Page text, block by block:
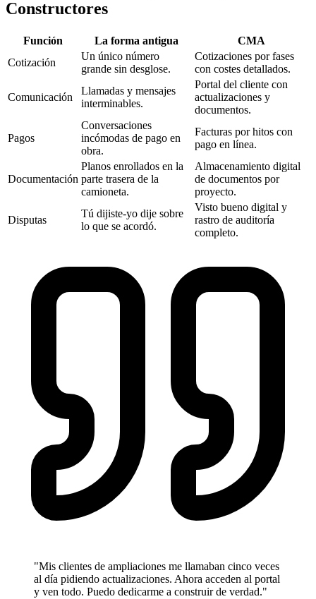
Constructores
Función La forma antigua
CMA‎
Cotización
Un único número
grande sin desglose.
Cotizaciones por fases
con costes detallados.
Comunicación
Llamadas y mensajes
interminables.
Portal del cliente con
actualizaciones y
documentos.
Pagos
Conversaciones
incómodas de pago en
obra.
Facturas por hitos con
pago en línea.
Documentación
Planos enrollados en la
parte trasera de la
camioneta.
Almacenamiento digital
de documentos por
proyecto.
Disputas
Tú dijiste-yo dije sobre
lo que se acordó.
Visto bueno digital y
rastro de auditoría
completo.
"Mis clientes de ampliaciones me llamaban cinco veces
al día pidiendo actualizaciones. Ahora acceden al portal
y ven todo. Puedo dedicarme a construir de verdad."